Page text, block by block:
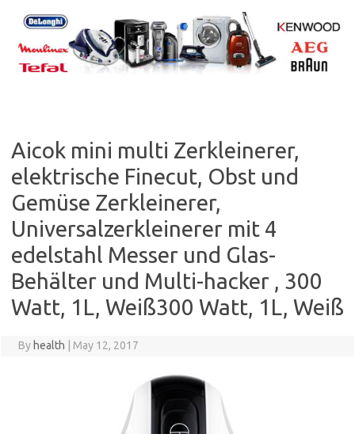
content
Aicok mini multi Zerkleinerer,
elektrische Finecut, Obst und
Gemüse Zerkleinerer,
Universalzerkleinerer mit 4
edelstahl Messer und Glas-
Behälter und Multi-hacker , 300
Watt, 1L, Weiß300 Watt, 1L, Weiß
By health May 12, 2017